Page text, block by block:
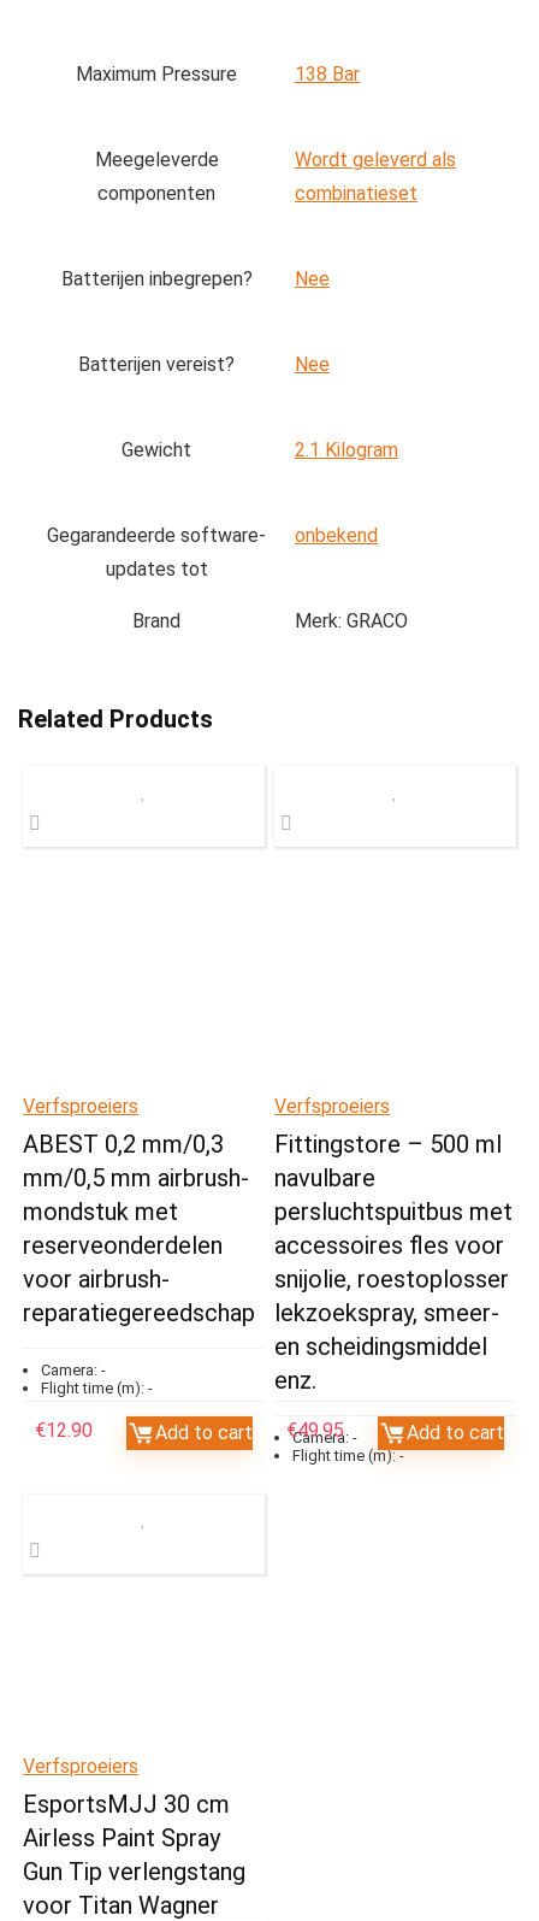
Maximum Pressure ‎138 Bar
Meegeleverde
componenten
‎Wordt geleverd als
combinatieset
Batterijen inbegrepen? ‎Nee
Batterijen vereist? ‎Nee
Gewicht ‎2.1 Kilogram
Gegarandeerde software-
updates tot
‎onbekend
Brand Merk: GRACO
Related Products
Verfsproeiers
ABEST 0,2 mm/0,3
mm/0,5 mm airbrush-
mondstuk met
reserveonderdelen
voor airbrush-
reparatiegereedschap
Camera: -
Flight time (m): -
€12.90 Add to cart
Verfsproeiers
Fittingstore – 500 ml
navulbare
persluchtspuitbus met
accessoires fles voor
snijolie, roestoplosser
lekzoekspray, smeer-
en scheidingsmiddel
enz.
Camera: -
Flight time (m):-
€49.95 Add to cart
Verfsproeiers
EsportsMJJ 30 cm
Airless Paint Spray
Gun Tip verlengstang
voor Titan Wagner